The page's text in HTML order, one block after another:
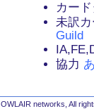
カー
未訳
Guild
協力
, OWLAIR networks, All